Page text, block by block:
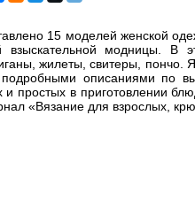
15 моделей женской
взыскательной модницы. В
жилеты, свитеры, пончо.
описаниями по
и простых в приготовлении
«Вязание для взрослых,